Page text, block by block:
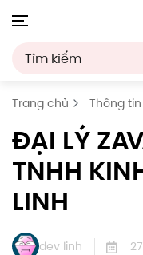
Trang chủ Thông
TNHH KINH DOANH TM
ĐẠI LÝ
TNHH
LINH
dev linh